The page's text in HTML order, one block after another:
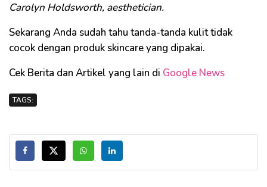
Carolyn Holdsworth, aesthetician.
Sekarang Anda sudah tahu tanda-tanda kulit tidak
cocok dengan produk skincare yang dipakai.
Cek Berita dan Artikel yang lain di Google News
TAGS: